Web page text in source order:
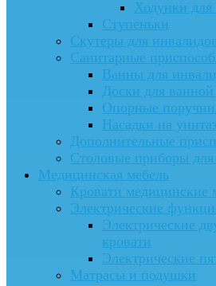
Ходунки
Ступеньки
Скутеры для
Санитарные
Ванны для
Доски для
Опорные
Насадки на
Дополнительные
Столовые приборы
Медицинская мебель
Кровати медицинские
Электрические
Электрические
кровати
Электрические
Матрасы и подушки